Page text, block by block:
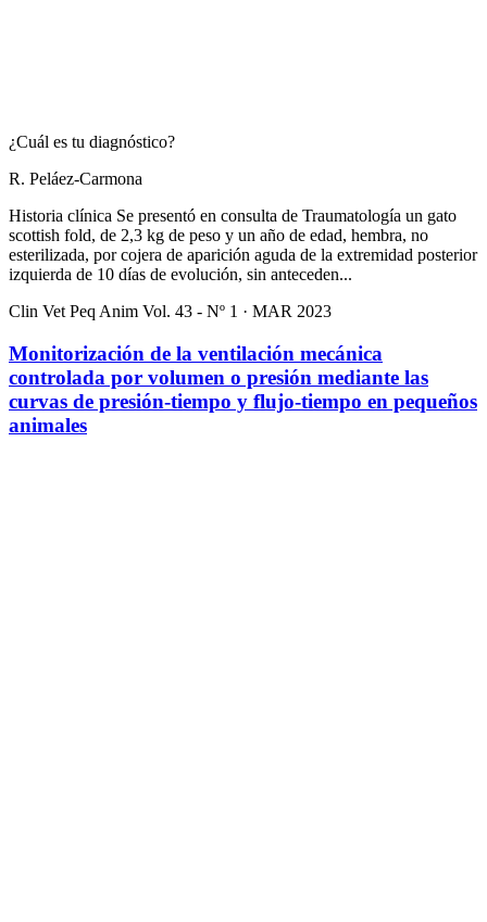
¿Cuál es tu diagnóstico?
R. Peláez-Carmona
Historia clínica Se presentó en consulta de Traumatología un gato
scottish fold, de 2,3 kg de peso y un año de edad, hembra, no
esterilizada, por cojera de aparición aguda de la extremidad posterior
izquierda de 10 días de evolución, sin anteceden...
Clin Vet Peq Anim Vol. 43 - Nº 1 · MAR 2023
Monitorización de la ventilación mecánica
controlada por volumen o presión mediante las
curvas de presión-tiempo y flujo-tiempo en pequeños
animales